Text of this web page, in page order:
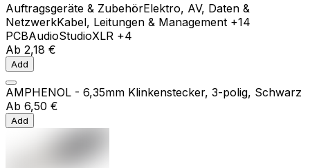
Auftragsgeräte & ZubehörElektro, AV, Daten &
NetzwerkKabel, Leitungen & Management +14
PCBAudioStudioXLR +4
Ab 2,18 €
Add
AMPHENOL - 6,35mm Klinkenstecker, 3-polig, Schwarz
Ab 6,50 €
Add